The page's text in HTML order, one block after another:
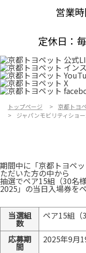
営業
定休日：
トップページ
京都トヨ
ジャパンモビリティショ
期間中に「京都トヨペ
ただいた方の中から
抽選でペア15組（30名
2025」の当日入場券を
当選組
数
ペア15組（
応募期
間
2025年9月